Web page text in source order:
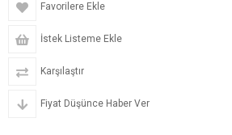
Favorilere Ekle
İstek Listeme Ekle
Karşılaştır
Fiyat Düşünce Haber Ver